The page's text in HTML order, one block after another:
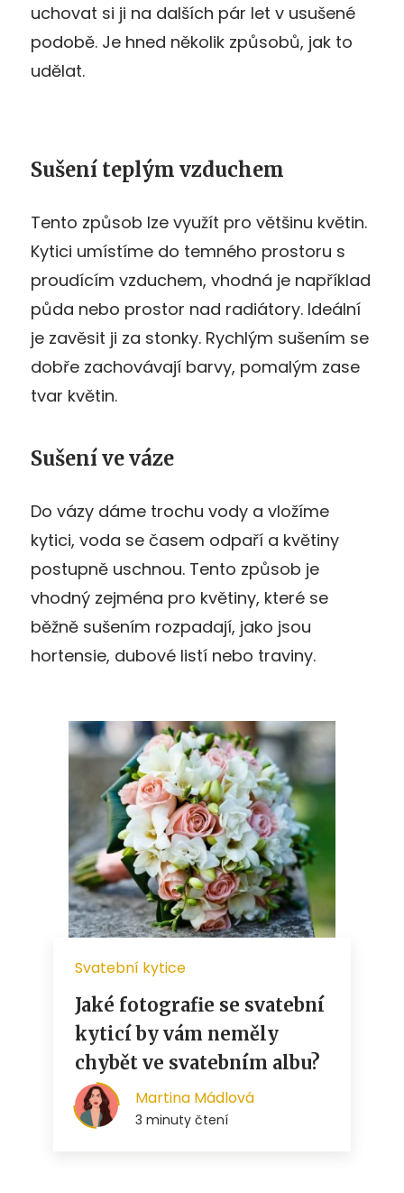
uchovat si ji na dalších pár let v usušené
podobě. Je hned několik způsobů, jak to
udělat.
Sušení teplým vzduchem
Tento způsob lze využít pro většinu květin.
Kytici umístíme do temného prostoru s
proudícím vzduchem, vhodná je například
půda nebo prostor nad radiátory. Ideální
je zavěsit ji za stonky. Rychlým sušením se
dobře zachovávají barvy, pomalým zase
tvar květin.
Sušení ve váze
Do vázy dáme trochu vody a vložíme
kytici, voda se časem odpaří a květiny
postupně uschnou. Tento způsob je
vhodný zejména pro květiny, které se
běžně sušením rozpadají, jako jsou
hortensie, dubové listí nebo traviny.